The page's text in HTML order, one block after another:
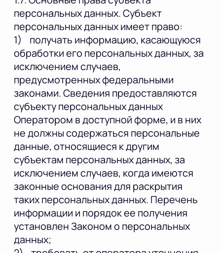
персональных данных. Субъект
персональных данных имеет право:
1) получать информацию, касающуюся
обработки его персональных данных, за
исключением случаев,
предусмотренных федеральными
законами. Сведения предоставляются
субъекту персональных данных
Оператором в доступной форме, и в них
не должны содержаться персональные
данные, относящиеся к другим
субъектам персональных данных, за
исключением случаев, когда имеются
законные основания для раскрытия
таких персональных данных. Перечень
информации и порядок ее получения
установлен Законом о персональных
данных;